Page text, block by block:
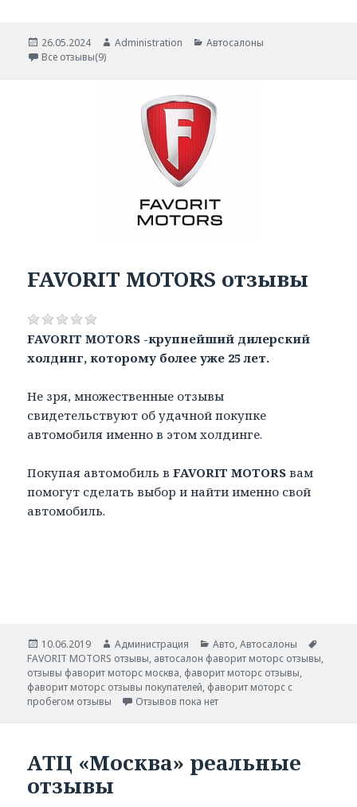
Опубликовано
26.05.2024 Автор
Administration Рубрики
Автосалоны
Все отзывы(9)
FAVORIT MOTORS отзывы
FAVORIT MOTORS -крупнейший дилерский
холдинг, которому более уже 25 лет.
Не зря, множественные отзывы
свидетельствуют об удачной покупке
автомобиля именно в этом холдинге.
Покупая автомобиль вFAVORIT MOTORSвам
помогут сделать выбор и найти именно свой
автомобиль.
Опубликовано
10.06.2019 Автор
Администрация Рубрики
Авто,Автосалоны
FAVORIT MOTORS отзывы, автосалон фаворит моторс отзывы,
отзывы фаворит моторс москва, фаворит моторс отзывы,
фаворит моторс отзывы покупателей, фаворит моторс с
пробегом отзывы
Отзывов пока нет
АТЦ «Москва» реальные
отзывы